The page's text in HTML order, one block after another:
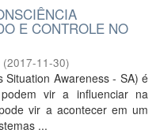
E CONTROLE NO
(2017-11-30)
Situation Awareness - SA) é
vir a influenciar na
vir a acontecer em um
...